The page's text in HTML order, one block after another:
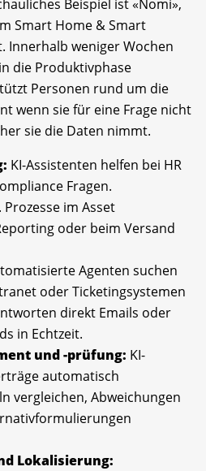
Beispiel ist «Nomi»,
Smart Home & Smart
Innerhalb weniger Wochen
die Produktivphase
Personen rund um die
wenn sie für eine Frage nicht
sie die Daten nimmt.
KI-Assistenten helfen bei HR
Fragen.
Prozesse im Asset
oder beim Versand
Agenten suchen
oder Ticketingsystemen
direkt Emails oder
in Echtzeit.
und -prüfung: KI-
automatisch
vergleichen, Abweichungen
Lokalisierung: